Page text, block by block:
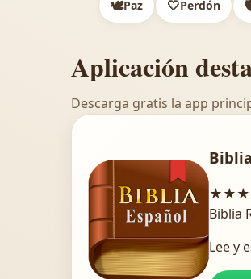
🕊️Paz 🤍Perdón
Aplicación
Descarga gratis la app
Biblia
Lee y